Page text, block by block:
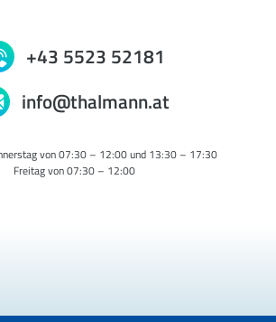
+43 5523 52181
info@thalmann.at
von 07:30 – 12:00 und 13:30 – 17:30
Freitag von 07:30 – 12:00